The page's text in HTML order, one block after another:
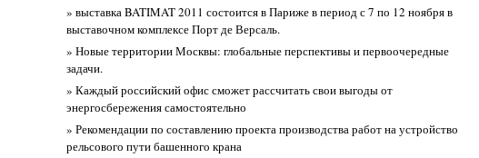
» выставка BATIMAT 2011 состоится в Париже в период с 7 по 12 ноября в
выставочном комплексе Порт де Версаль.
» Новые территории Москвы: глобальные перспективы и первоочередные
задачи.
» Каждый российский офис сможет рассчитать свои выгоды от
энергосбережения самостоятельно
» Рекомендации по составлению проекта производства работ на устройство
рельсового пути башенного крана